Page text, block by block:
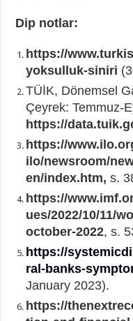
Dip notlar:
https://
yoksulluk-siniri
TÜİK, Dönemsel
Çeyrek: Temmuz-
https://
https://
ilo/newsroom/
en/index.htm,s.
https://
ues/2022/10/11/
october-2022, s.
https://
ral-banks-
January 2023).
https://